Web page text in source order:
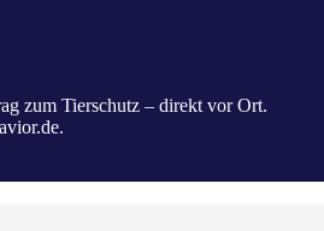
zum Tierschutz – direkt vor Ort.
.